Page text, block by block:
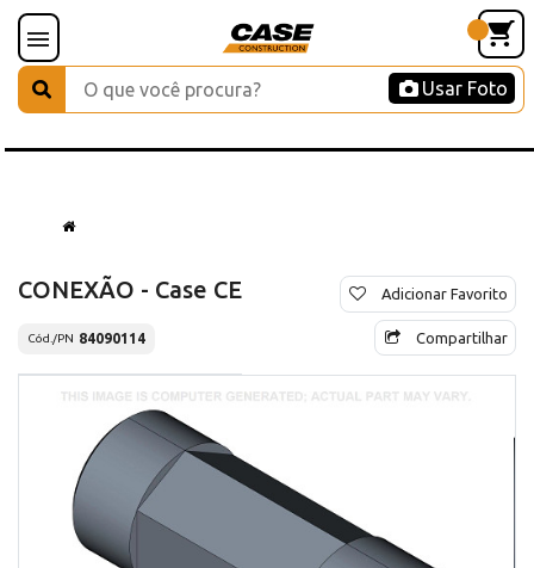
Usar Foto
CONEXÃO - Case CE
Cód./PN 84090114
Adicionar Favorito
Compartilhar